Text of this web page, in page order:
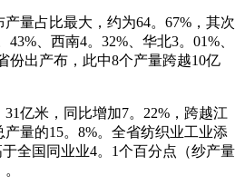
占比最大，约为64。67%，其次
、西南4。32%、华北3。01%、
份出产布，此中8个产量跨越10亿
亿米，同比增加7。22%，跨越江
量的15。8%。全省纺织业工业添
全国同业业4。1个百分点（纱产量